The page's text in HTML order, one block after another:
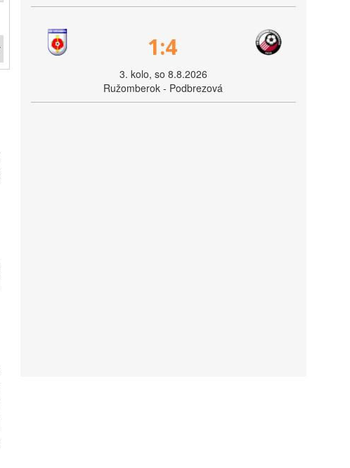
1:4
3. kolo, so 8.8.2026
Ružomberok - Podbrezová